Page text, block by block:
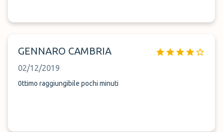
GENNARO CAMBRIA
02/12/2019
0ttimo raggiungibile pochi minuti